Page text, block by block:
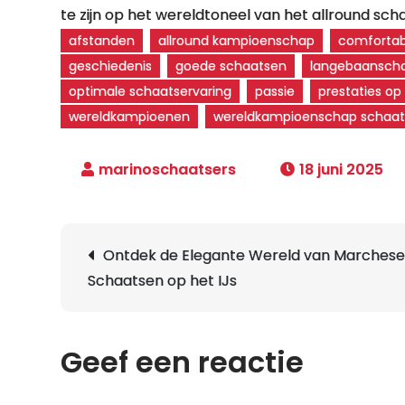
te zijn op het wereldtoneel van het allround
afstanden allround kampioenschap
geschiedenis
goede schaatsen
optimale schaatservaring
passie prestaties op
wereldkampioenen
wereldkampioenschap
18 juni 2025
Berichtnavigatie
Ontdek de Elegante Wereld van Marchese
Schaatsen op het IJs
Geef een reactie